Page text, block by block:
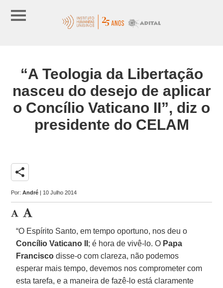
“A Teologia da Libertação
nasceu do desejo de aplicar
o Concílio Vaticano II”, diz o
presidente do CELAM
share
Por:André | 10 Julho 2014
“O Espírito Santo, em tempo oportuno, nos deu o
Concílio Vaticano II ; é hora de vivê-lo. O Papa
Francisco disse-o com clareza, não podemos
esperar mais tempo, devemos nos comprometer com
esta tarefa, e a maneira de fazê-lo está claramente